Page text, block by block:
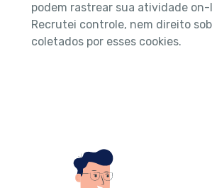
podem rastrear sua atividade
Recrutei controle, nem direito
coletados por esses cookies.